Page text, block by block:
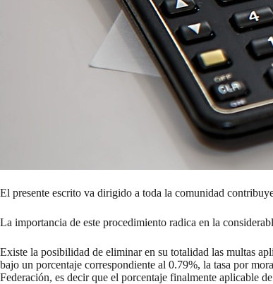
El presente escrito va dirigido a toda la comunidad
La importancia de este procedimiento radica en la
Existe la posibilidad de eliminar en su totalidad las multas
bajo un porcentaje correspondiente al 0.79%, la tasa por
Federación, es decir que el porcentaje finalmente aplicable